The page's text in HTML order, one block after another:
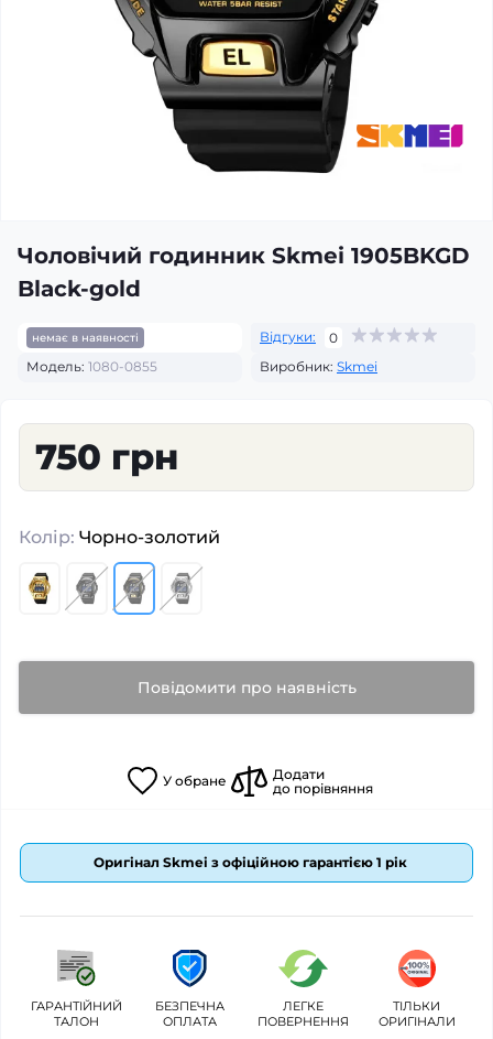
Чоловічий годинник Skmei 1905BKGD
Black-gold
немає в наявності Відгуки:
0
Модель: 1080-0855 Виробник: Skmei
750 грн
Колір: Чорно-золотий
Повідомити про наявність
У обране
Додати
до порівняння
Оригінал Skmei з офіційною гарантією 1 рік
ГАРАНТІЙНИЙ
ТАЛОН
БЕЗПЕЧНА
ОПЛАТА
ЛЕГКЕ
ПОВЕРНЕННЯ
ТІЛЬКИ
ОРИГІНАЛИ